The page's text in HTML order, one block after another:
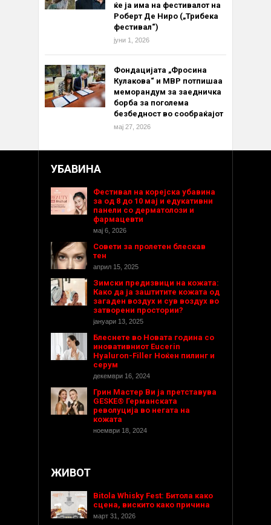
ќе ја има на фестивалот на
Роберт Де Ниро („Трибека
фестивал“)
јуни 1, 2026
Фондацијата „Фросина
Кулакова“ и МВР потпишаа
меморандум за заедничка
борба за поголема
безбедност во сообраќајот
мај 27, 2026
УБАВИНА
Фестивал на корејска убавина
за од 8 до 10 мај и едукативни
панели со дерматолози и
фармацевти
мај 6, 2026
Совети за пролетен блескав
тен
април 15, 2025
Зимски предизвици на кожата:
Како да ја заштитите кожата од
загаден воздух и сув воздух во
затворени простории?
јануари 13, 2025
Блеснете во Новата година со
иновативниот Eucerin
Hyaluron-Filler Ноќен пилинг и
серум
декември 16, 2024
Грин Мастер Ви ја претставува
GESKE® Германската
револуција во негата на
кожата
ноември 18, 2024
ЖИВОТ
Bitola Whisky Fest: Битола како
сцена, вискито како причина
март 31, 2026